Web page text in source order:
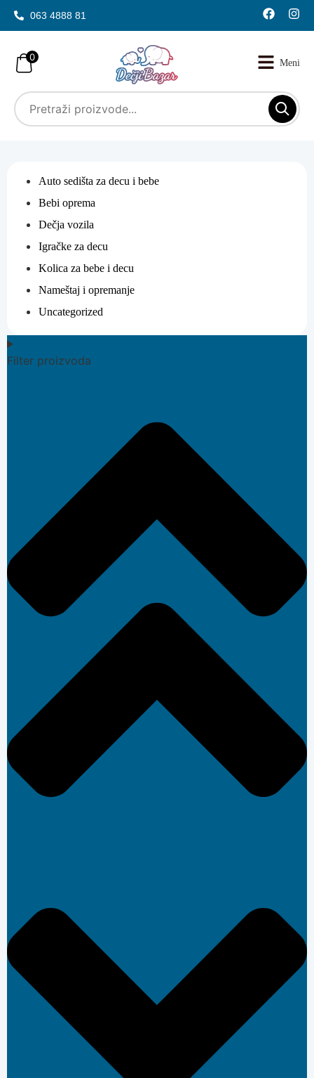
063 4888 81
0
Auto sedišta za decu i bebe
Bebi oprema
Dečja vozila
Igračke za decu
Kolica za bebe i decu
Nameštaj i opremanje
Uncategorized
Filter proizvoda